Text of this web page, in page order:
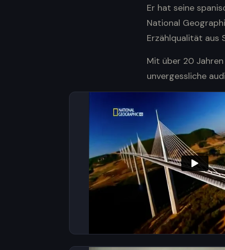
Er hat seine
National
Erzählqualität aus
Mit über 20
unvergessliche